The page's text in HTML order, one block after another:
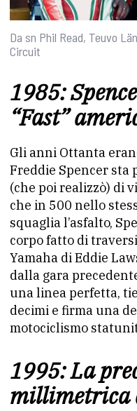
Da sn Phil Read, Teuvo
Circuit
1985:
“Fast”
Gli anni Ottanta
Freddie Spencer sta
(che poi realizzò) di
che in 500 nello
squaglia l’asfalto,
corpo fatto di
Yamaha di Eddie
dalla gara
una linea perfetta,
decimi e firma una
motociclismo
1995: La
millimetrica